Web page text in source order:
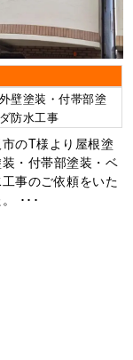
壁塗装・付帯部塗
防水工事
のT様より屋根塗
・付帯部塗装・ベ
事のご依頼をいた
･･･